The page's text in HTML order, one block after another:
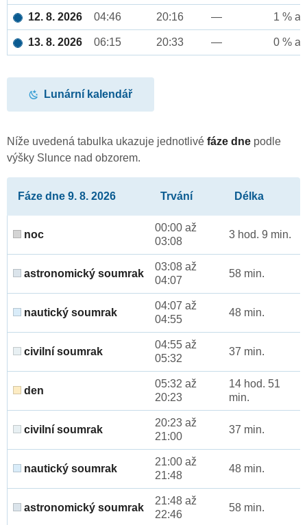
12. 8. 2026 04:46 20:16 — 1 %
13. 8. 2026 06:15 20:33 — 0 %
Lunární kalendář
Níže uvedená tabulka ukazuje jednotlivé fáze dne podle
výšky Slunce nad obzorem.
Fáze dne 9. 8. 2026 Trvání Délka
noc
00:00 až
03:08
3 hod. 9 min.
astronomický soumrak
03:08 až
04:07
58 min.
nautický soumrak
04:07 až
04:55
48 min.
civilní soumrak
04:55 až
05:32
37 min.
den
05:32 až
20:23
14 hod. 51
min.
civilní soumrak
20:23 až
21:00
37 min.
nautický soumrak
21:00 až
21:48
48 min.
astronomický soumrak
21:48 až
22:46
58 min.